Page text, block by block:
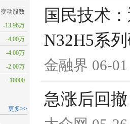
变动股数
-13.96万
-4.00万
-4.00万
-2.00万
-10000
更多>>
国民技术
N32H5系
金融界 06-
急涨后回